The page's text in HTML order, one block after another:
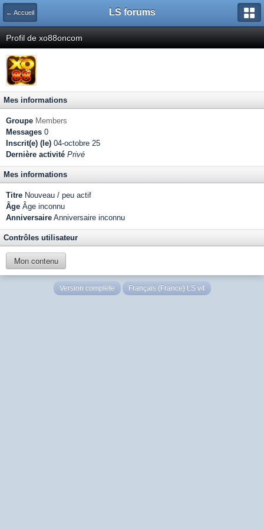
← Accueil LS forums
Profil de xo88oncom
Mes informations
Groupe Members
Messages 0
Inscrit(e) (le) 04-octobre 25
Dernière activité Privé
Mes informations
Titre Nouveau / peu actif
Âge Âge inconnu
Anniversaire Anniversaire inconnu
Contrôles utilisateur
Mon contenu
Version complète Français (France) LS v4